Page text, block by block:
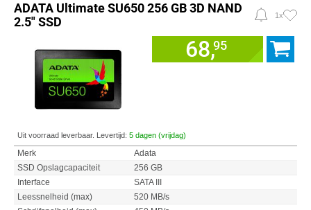
ADATA Ultimate SU650 256 GB 3D NAND
2.5" SSD
1x
68,95
Uit voorraad leverbaar. Levertijd: 5 dagen (vrijdag)
Merk
Adata
SSD Opslagcapaciteit
256 GB
Interface
SATA III
Leessnelheid (max)
520 MB/s